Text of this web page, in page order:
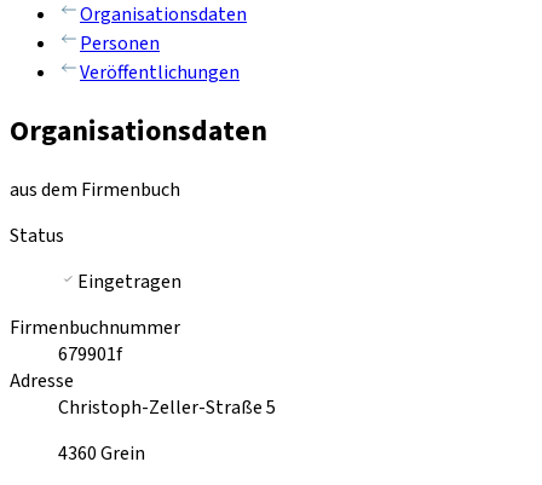
Organisationsdaten
Personen
Veröffentlichungen
Organisationsdaten
aus dem Firmenbuch
Status
Eingetragen
Firmenbuchnummer
679901f
Adresse
Christoph-Zeller-Straße 5
4360Grein